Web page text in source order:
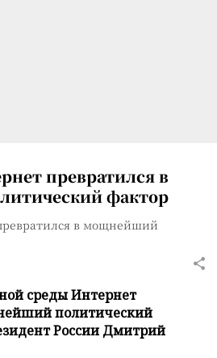
превратился в
фактор
в мощнейший
среды Интернет
политический
России Дмитрий